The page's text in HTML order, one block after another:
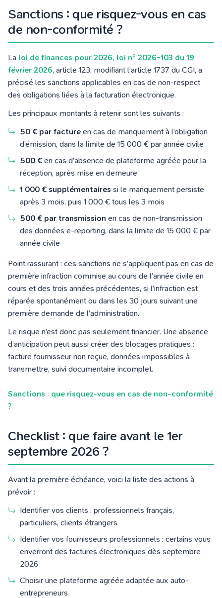
Sanctions : que risquez-vous en cas
de non-conformité ?
La loi de finances pour 2026, loi n° 2026-103 du 19
février 2026, article 123, modifiant l’article 1737 du CGI, a
précisé les sanctions applicables en cas de non-respect
des obligations liées à la facturation électronique.
Les principaux montants à retenir sont les suivants :
50 € par facture en cas de manquement à l’obligation
d’émission, dans la limite de 15 000 € par année civile
500 € en cas d’absence de plateforme agréée pour la
réception, après mise en demeure
1 000 € supplémentaires si le manquement persiste
après 3 mois, puis 1 000 € tous les 3 mois
500 € par transmission en cas de non-transmission
des données e-reporting, dans la limite de 15 000 € par
année civile
Point rassurant : ces sanctions ne s’appliquent pas en cas de
première infraction commise au cours de l’année civile en
cours et des trois années précédentes, si l’infraction est
réparée spontanément ou dans les 30 jours suivant une
première demande de l’administration.
Le risque n’est donc pas seulement financier. Une absence
d’anticipation peut aussi créer des blocages pratiques :
facture fournisseur non reçue, données impossibles à
transmettre, suivi documentaire incomplet.
Sanctions : que risquez-vous en cas de non-conformité
?
Checklist : que faire avant le 1er
septembre 2026 ?
Avant la première échéance, voici la liste des actions à
prévoir :
Identifier vos clients : professionnels français,
particuliers, clients étrangers
Identifier vos fournisseurs professionnels : certains vous
enverront des factures électroniques dès septembre
2026
Choisir une plateforme agréée adaptée aux auto-
entrepreneurs